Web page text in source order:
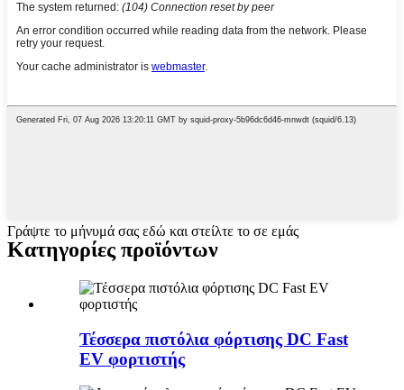
Γράψτε το μήνυμά σας εδώ και στείλτε το σε εμάς
Κατηγορίες προϊόντων
Τέσσερα πιστόλια φόρτισης DC Fast
EV φορτιστής